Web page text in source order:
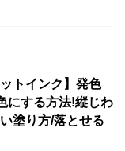
トインク】発色
にする方法!縦じわ
塗り方/落とせる